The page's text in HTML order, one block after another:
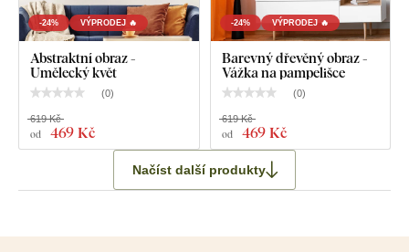
-24% VÝPRODEJ 🔥
Abstraktní obraz -
Umělecký květ
(0)
od 469 Kč
619 Kč
-24% VÝPRODEJ 🔥
Barevný dřevěný obraz -
Vážka na pampelišce
(0)
od 469 Kč
619 Kč
Načíst další produkty